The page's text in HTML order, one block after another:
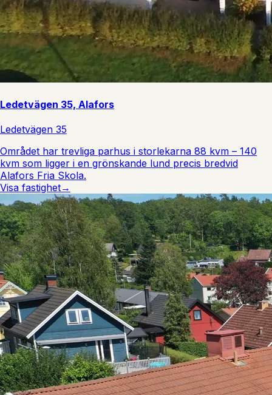
Ledetvägen 35, Alafors
Ledetvägen 35
Området har trevliga parhus i storlekarna 88 kvm – 140
kvm som ligger i en grönskande lund precis bredvid
Alafors Fria Skola.
Visa fastighet→